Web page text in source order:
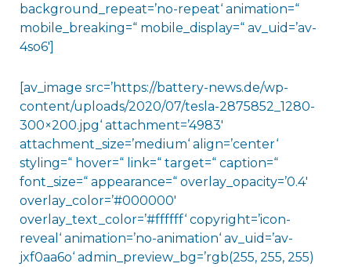
background_repeat=’no-repeat‘ animation=“
mobile_breaking=“ mobile_display=“ av_uid=’av-
4so6′]
[av_image src=’https://battery-news.de/wp-
content/uploads/2020/07/tesla-2875852_1280-
300×200.jpg‘ attachment=’4983′
attachment_size=’medium‘ align=’center‘
styling=“ hover=“ link=“ target=“ caption=“
font_size=“ appearance=“ overlay_opacity=’0.4′
overlay_color=’#000000′
overlay_text_color=’#ffffff‘ copyright=’icon-
reveal‘ animation=’no-animation‘ av_uid=’av-
jxf0aa6o‘ admin_preview_bg=’rgb(255, 255, 255)